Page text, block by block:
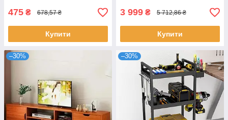
475 ₴ 678,57 ₴
Купити
3 999 ₴ 5 712,86 ₴
Купити
–30% –30%